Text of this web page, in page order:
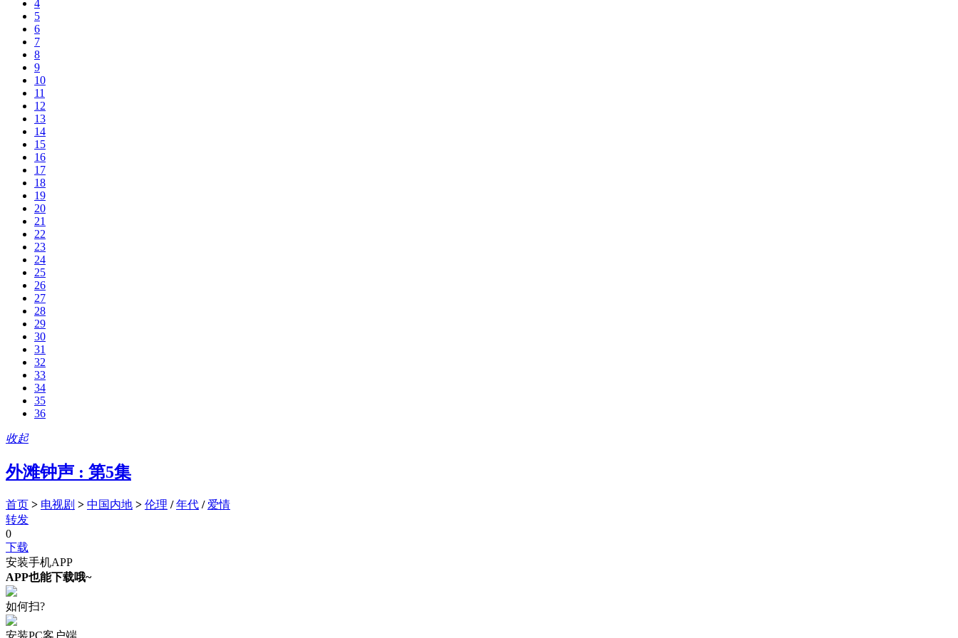
4
5
6
7
8
9
10
11
12
13
14
15
16
17
18
19
20
21
22
23
24
25
26
27
28
29
30
31
32
33
34
35
36
收起
外滩钟声 : 第5集
首页 > 电视剧 > 中国内地 > 伦理 / 年代 / 爱情
转发
0
下载
安装手机APP
APP也能下载哦~
如何扫?
安装PC客户端